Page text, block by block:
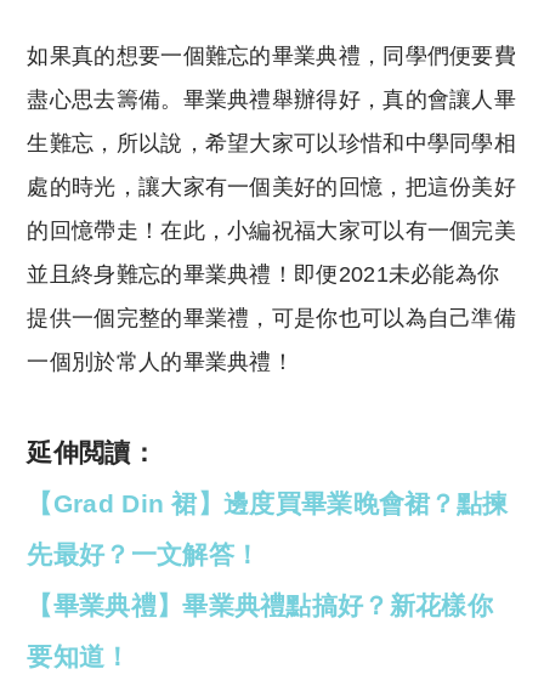
如果真的想要一個難忘的畢業典禮，同學們便要費
盡心思去籌備。畢業典禮舉辦得好，真的會讓人畢
生難忘，所以說，希望大家可以珍惜和中學同學相
處的時光，讓大家有一個美好的回憶，把這份美好
的回憶帶走！在此，小編祝福大家可以有一個完美
並且終身難忘的畢業典禮！即便2021未必能為你
提供一個完整的畢業禮，可是你也可以為自己準備
一個別於常人的畢業典禮！
延伸閲讀：
【Grad Din 裙】邊度買畢業晚會裙？點揀
先最好？一文解答！
【畢業典禮】畢業典禮點搞好？新花樣你
要知道！